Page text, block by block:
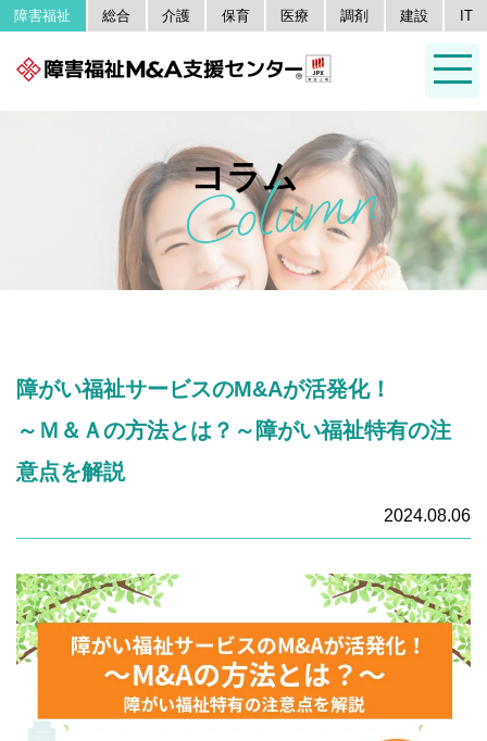
障害福祉 総合 介護 保育 医療 調剤 建設 IT
コラム
障がい福祉サービスのM&Aが活発化！
～Ｍ＆Ａの方法とは？～障がい福祉特有の注
意点を解説
2024.08.06